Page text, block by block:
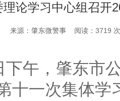
论学习中心组召开
来源：肇东微警事 阅读：3719
午，肇东市
十一次集体